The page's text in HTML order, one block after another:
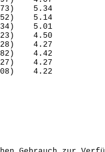
5.34
5.14
5.01
4.50
4.27
4.42
4.27
4.22